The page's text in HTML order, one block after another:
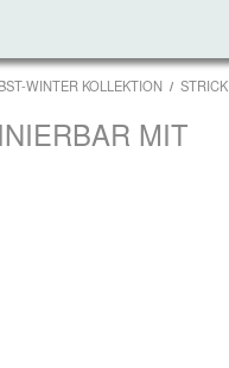
WINTER KOLLEKTION STRICK
MIT